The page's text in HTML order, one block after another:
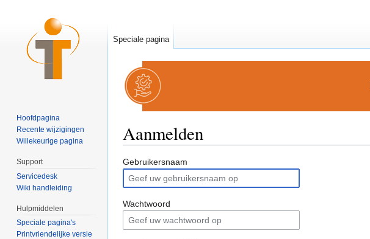
Aanmelden
Gebruikersnaam
Wachtwoord
Speciale pagina
Hoofdpagina
Recente wijzigingen
Willekeurige pagina
Support
Servicedesk
Wiki handleiding
Hulpmiddelen
Speciale pagina's
Printvriendelijke versie